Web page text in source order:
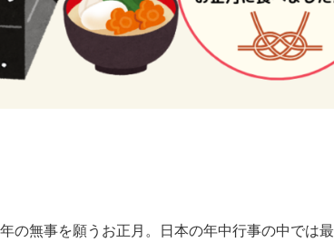
の無事を願うお正月。日本の年中行事の中では